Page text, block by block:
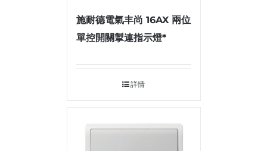
施耐德電氣丰尚 16AX 兩位
單控開關掣連指示燈*
詳情